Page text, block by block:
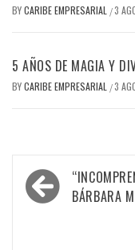
BYCARIBE EMPRESARIAL /3
5 AÑOS DE MAGIA Y
BYCARIBE EMPRESARIAL /3
Navegación
de
BÁRBARA